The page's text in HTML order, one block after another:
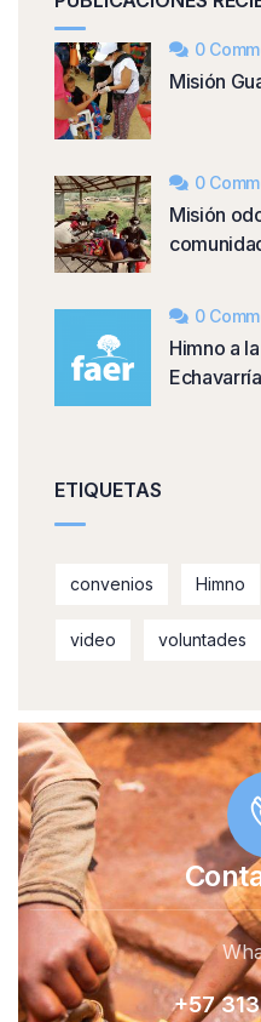
0
Misión
0
Misión
0
Himno a
ETIQUETAS
convenios Himno
video voluntades
+57